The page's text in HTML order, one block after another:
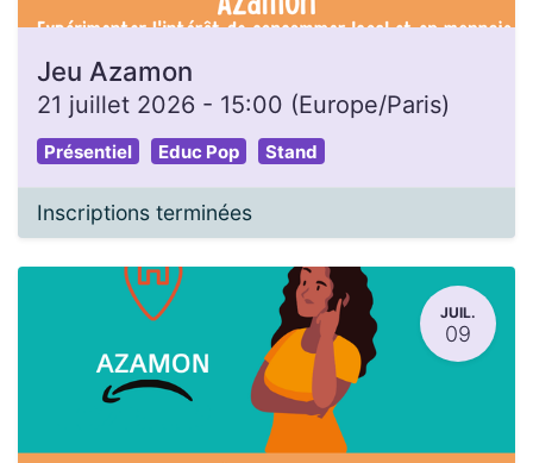
Jeu Azamon
21 juillet 2026 - 15:00 (Europe/Paris)
Présentiel Educ Pop Stand
Inscriptions terminées
JUIL.
09